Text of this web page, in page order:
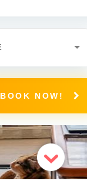
BOOK NOW!